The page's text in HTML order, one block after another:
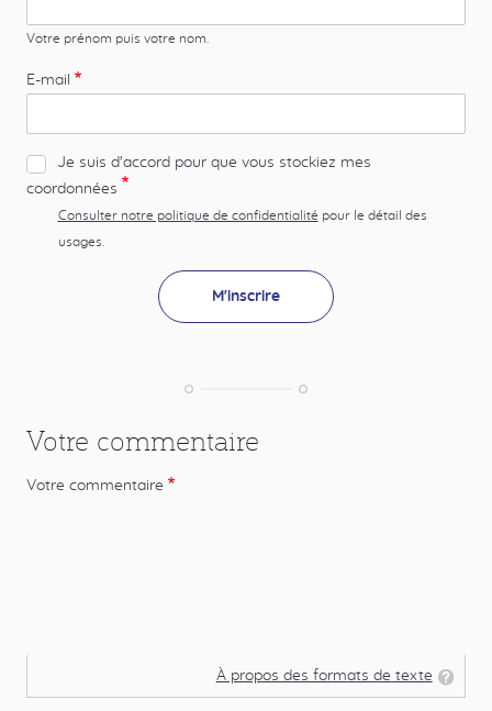
accessibilité Développement web
éco-conception greenIT
Votre prénom puis votre nom.
E-mail
Je suis d'accord pour que vous stockiez mes
coordonnées
Consulter notre politique de confidentialité pour le détail des
usages.
Votre commentaire
Votre commentaire
À propos des formats de texte